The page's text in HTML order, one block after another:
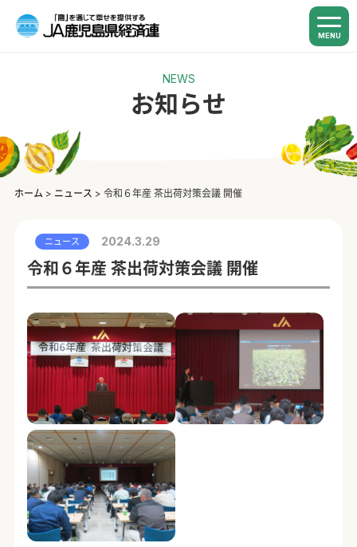
MENU
NEWS
お知らせ
ホーム > ニュース > 令和６年産 茶出荷対策会議 開催
ニュース 2024.3.29
令和６年産 茶出荷対策会議 開催